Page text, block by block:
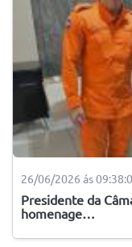
26/06/2026 ás
Presidente da
homenage…